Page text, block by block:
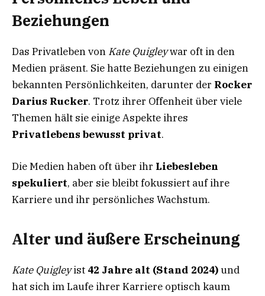
Beziehungen
Das Privatleben von Kate Quigleywar oft in den
Medien präsent. Sie hatte Beziehungen zu einigen
bekannten Persönlichkeiten, darunter der Rocker
Darius Rucker. Trotz ihrer Offenheit über viele
Themen hält sie einige Aspekte ihres
Privatlebens bewusst privat.
Die Medien haben oft über ihr Liebesleben
spekuliert, aber sie bleibt fokussiert auf ihre
Karriere und ihr persönliches Wachstum.
Alter und äußere Erscheinung
Kate Quigleyist 42 Jahre alt (Stand 2024)und
hat sich im Laufe ihrer Karriere optisch kaum